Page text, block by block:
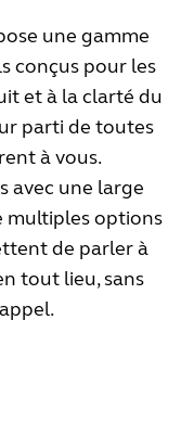
une gamme
conçus pour les
et à la clarté du
parti de toutes
à vous.
avec une large
multiples options
de parler à
tout lieu, sans